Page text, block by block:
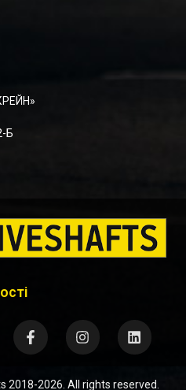
Б
2018-2026. All rights reserved.